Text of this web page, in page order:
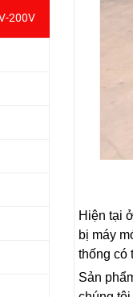
200V
Hiện tại
bị máy
thống có
Sản